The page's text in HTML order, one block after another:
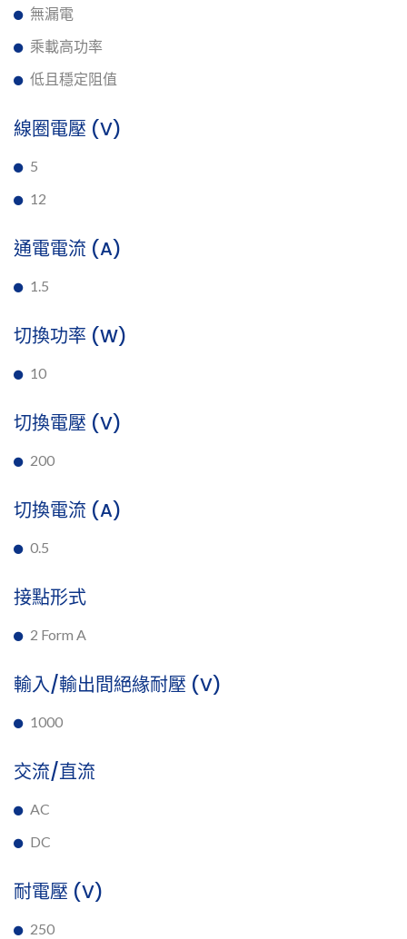
無漏電
乘載高功率
低且穩定阻值
線圈電壓 (V)
5
12
通電電流 (A)
1.5
切換功率 (W)
10
切換電壓 (V)
200
切換電流 (A)
0.5
接點形式
2 Form A
輸入/輸出間絕緣耐壓 (V)
1000
交流/直流
AC
DC
耐電壓 (V)
250